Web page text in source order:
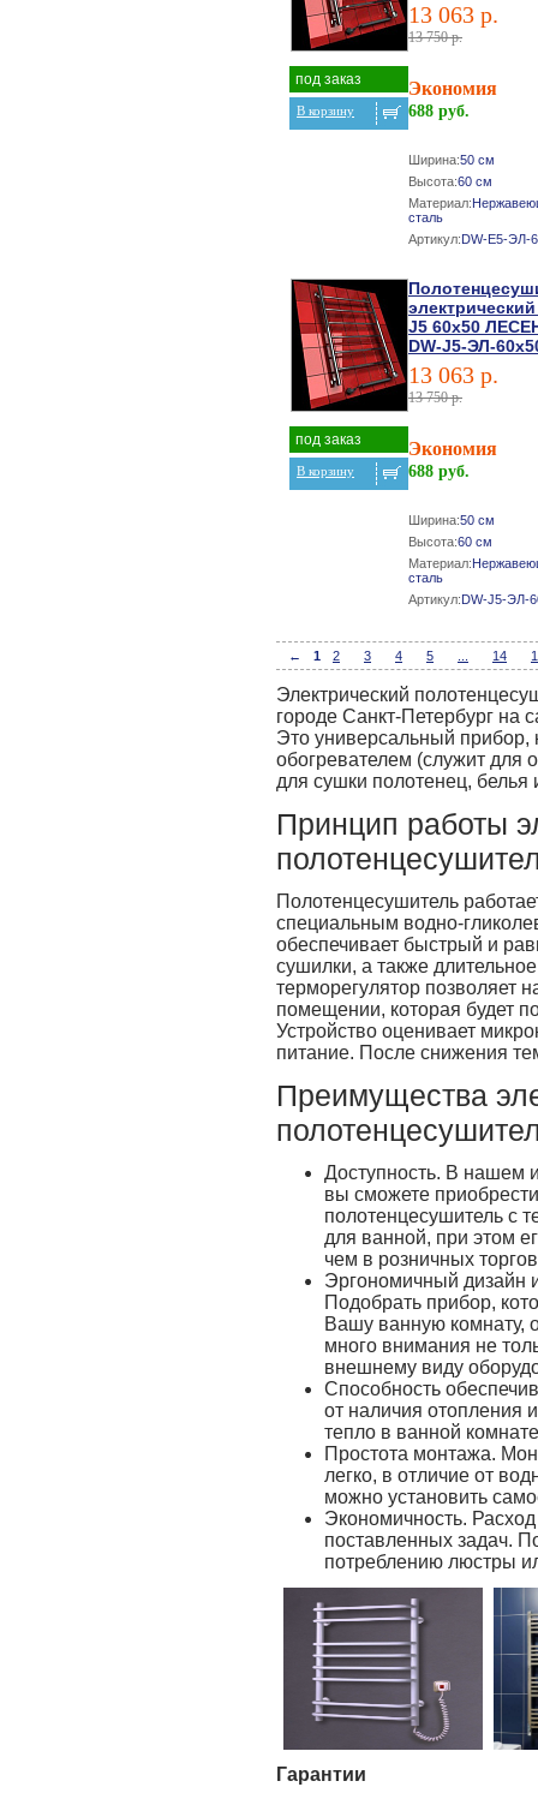
под заказ
В корзину
13 063 р.
13 750 р.
Экономия
688 руб.
Ширина:50 см
Высота:60 см
Материал:
сталь
Артикул:DW-E5-ЭЛ-
под заказ
В корзину
J5 60х50
DW-J5-ЭЛ-
13 063 р.
13 750 р.
Экономия
688 руб.
Ширина:50 см
Высота:60 см
Материал:
сталь
Артикул:DW-J5-ЭЛ-
← 1 2 3 4 5 14
Электрический
городе Санкт-Петербург на
Это универсальный прибор,
обогревателем (служит для
для сушки полотенец, белья
Принцип работы
Полотенцесушитель
специальным водно-
обеспечивает быстрый и
сушилки, а также
терморегулятор позволяет
помещении, которая будет
Устройство оценивает
питание. После снижения
Преимущества
Доступность. В нашем
вы сможете
полотенцесушитель с
для ванной, при этом
чем в розничных
Эргономичный дизайн
Подобрать прибор,
Вашу ванную комнату,
много внимания не
внешнему виду
Способность
от наличия отопления
тепло в ванной
Простота монтажа.
легко, в отличие от
можно установить
Экономичность. Расход
поставленных задач.
потреблению люстры
Гарантии